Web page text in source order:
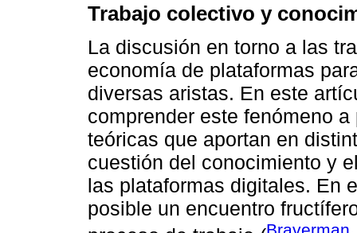
Trabajo colectivo y
La discusión en torno a las
economía de plataformas
diversas aristas. En este
comprender este fenómeno
teóricas que aportan en
cuestión del conocimiento y
las plataformas digitales. En
posible un encuentro